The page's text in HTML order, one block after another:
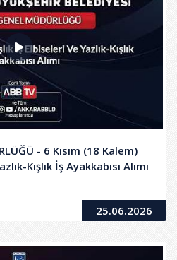
- 6 Kısım (18 Kalem)
Kışlık İş Ayakkabısı Alımı
25.06.2026